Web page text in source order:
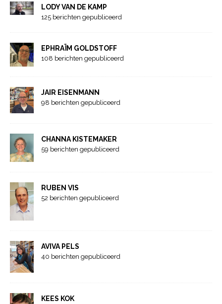
LODY VAN DE KAMP
125 berichten gepubliceerd
EPHRAÏM GOLDSTOFF
108 berichten gepubliceerd
JAIR EISENMANN
98 berichten gepubliceerd
CHANNA KISTEMAKER
59 berichten gepubliceerd
RUBEN VIS
52 berichten gepubliceerd
AVIVA PELS
40 berichten gepubliceerd
KEES KOK